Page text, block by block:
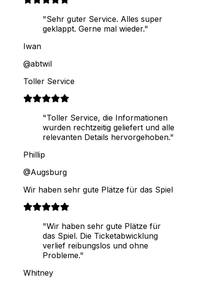
"Sehr guter Service. Alles super
geklappt. Gerne mal wieder."
Iwan
@abtwil
Toller Service
"Toller Service, die Informationen
wurden rechtzeitig geliefert und alle
relevanten Details hervorgehoben."
Phillip
@Augsburg
Wir haben sehr gute Plätze für das Spiel
"Wir haben sehr gute Plätze für
das Spiel. Die Ticketabwicklung
verlief reibungslos und ohne
Probleme."
Whitney